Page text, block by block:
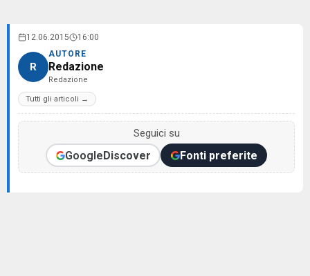
12.06.2015 16:00
R
AUTORE
Redazione
Redazione
Tutti gli articoli →
Seguici su
GoogleDiscover Fonti preferite